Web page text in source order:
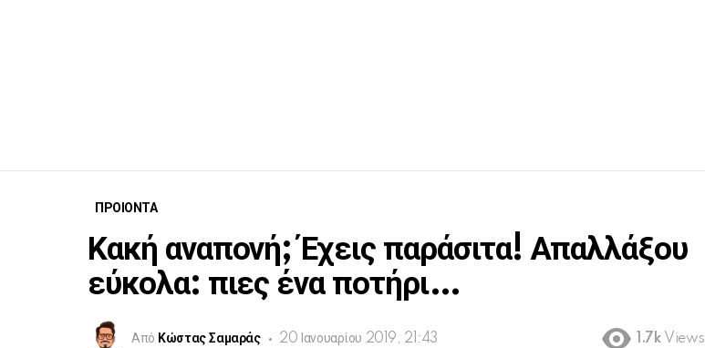
ΠΡΟΙΟΝΤΑ
Κακή αναπονή; Έχεις παράσιτα! Απαλλάξου
εύκολα: πιες ένα ποτήρι…
Από Κώστας Σαμαράς 20 Ιανουαρίου 2019, 21:43 1.7k Views